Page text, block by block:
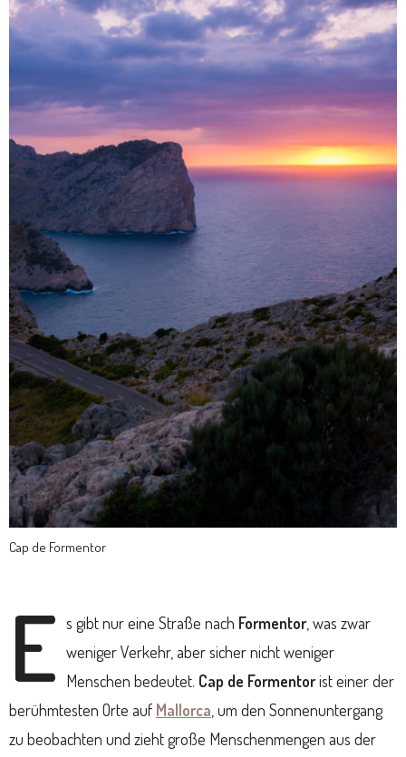
Cap de Formentor
E s gibt nur eine Straße nach Formentor, was zwar
weniger Verkehr, aber sicher nicht weniger
Menschen bedeutet. Cap de Formentorist einer der
berühmtesten Orte auf Mallorca , um den Sonnenuntergang
zu beobachten und zieht große Menschenmengen aus der